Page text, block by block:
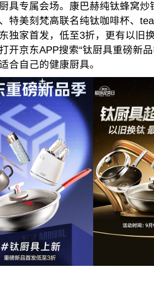
具专属会场。康巴赫纯钛蜂窝
特美刻梵高联名纯钛咖啡杯、
独家首发，低至3折，更有以旧
开京东APP搜索“钛厨具重磅新品
合自己的健康厨具。